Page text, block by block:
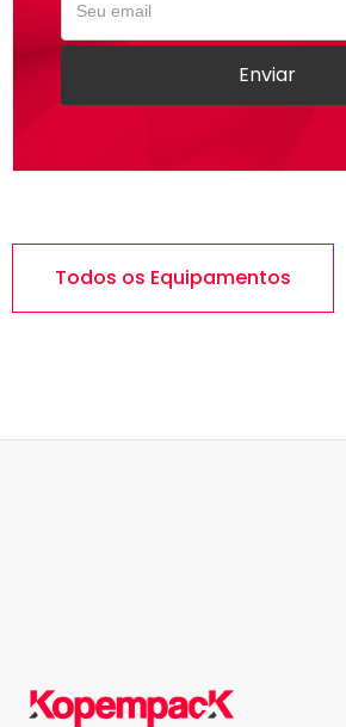
Todos os Equipamentos